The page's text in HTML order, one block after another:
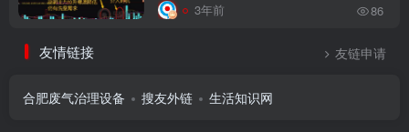
3年前 86
友情链接 友链申请
合肥废气治理设备 搜友外链 生活知识网